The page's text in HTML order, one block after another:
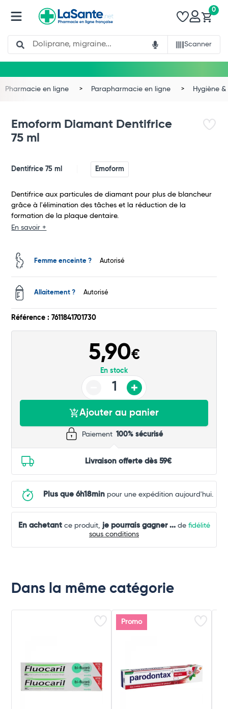
Search
Scanner
0
Commander
Pharmacie en ligne Parapharmacie en ligne Hygiène
Emoform Diamant Dentifrice
75 ml
Dentifrice 75 ml Emoform
Dentifrice aux particules de diamant pour plus de blancheur
grâce à l'élimination des tâches et la réduction de la
formation de la plaque dentaire.
En savoir +
Femme enceinte ? Autorisé
Allaitement ? Autorisé
Référence : 7611841701730
5,90€
En stock
Ajouter au panier
Paiement 100% sécurisé
Livraison offerte dès 59€
Plus que 6h18min pour une expédition aujourd'hui.
En achetantce produit, je pourrais gagner ...de fidélité
sous conditions
Dans la même catégorie
Promo